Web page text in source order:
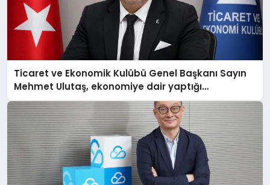
Ticaret ve Ekonomik Kulübü Genel Başkanı Sayın
Mehmet Ulutaş, ekonomiye dair yaptığı
açıklamada şunları kaydetti: